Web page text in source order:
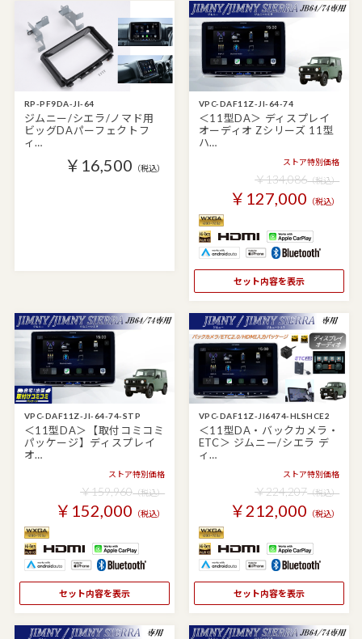
RP-PF9DA-JI-64
ジムニー/シエラ/ノマド用
ビッグDAパーフェクトフ
ィ…
￥16,500 （税込）
VPC-DAF11Z-JI-64-74
＜11型DA＞ ディスプレイ
オーディオ Zシリーズ 11型
ハ…
ストア特別価格
￥134,086（税込）
￥127,000 （税込）
セット内容を表示
VPC-DAF11Z-JI-64-74-STP
＜11型DA＞【取付コミコミ
パッケージ】ディスプレイ
オ…
ストア特別価格
￥159,960（税込）
￥152,000 （税込）
セット内容を表示
VPC-DAF11Z-JI6474-HLSHCE2
＜11型DA・バックカメラ・
ETC＞ ジムニー/シエラ デ
ィ…
ストア特別価格
￥224,207（税込）
￥212,000 （税込）
セット内容を表示